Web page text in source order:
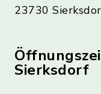
23730
Sierksdorf